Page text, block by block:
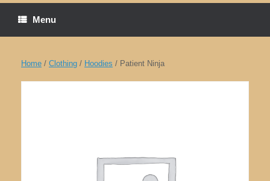
Menu
Home / Clothing / Hoodies / Patient Ninja